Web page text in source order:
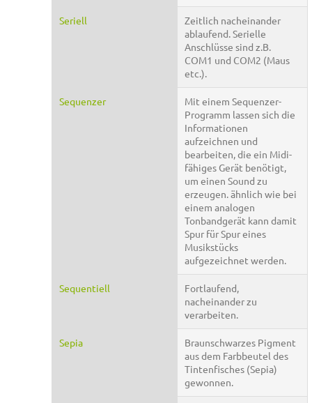
Seriell
Zeitlich nacheinander
ablaufend. Serielle
Anschlüsse sind z.B.
COM1 und COM2 (Maus
etc.).
Sequenzer
Mit einem Sequenzer-
Programm lassen sich die
Informationen
aufzeichnen und
bearbeiten, die ein Midi-
fähiges Gerät benötigt,
um einen Sound zu
erzeugen. ähnlich wie bei
einem analogen
Tonbandgerät kann damit
Spur für Spur eines
Musikstücks
aufgezeichnet werden.
Sequentiell
Fortlaufend,
nacheinander zu
verarbeiten.
Sepia
Braunschwarzes Pigment
aus dem Farbbeutel des
Tintenfisches (Sepia)
gewonnen.